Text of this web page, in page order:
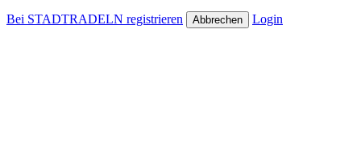
Bei STADTRADELN registrieren Abbrechen Login